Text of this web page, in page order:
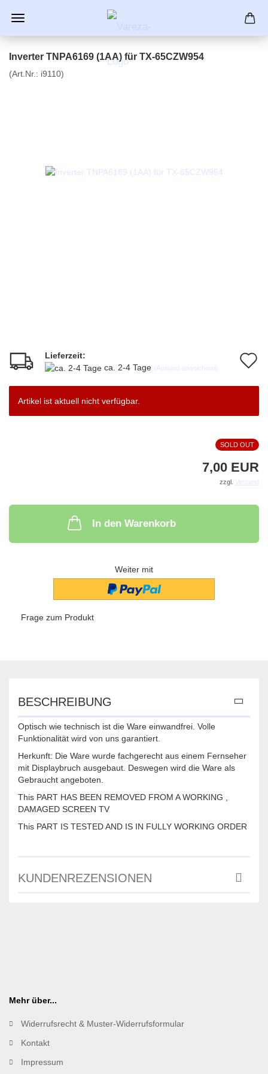
Inverter TNPA6169 (1AA) für TX-65CZW954
(Art.Nr.: i9110)
Lieferzeit:
ca. 2-4 Tage (Ausland abweichend)
Artikel ist aktuell nicht verfügbar.
SOLD OUT
7,00 EUR
zzgl. Versand
In den Warenkorb
Weiter mit
Frage zum Produkt
BESCHREIBUNG
Optisch wie technisch ist die Ware einwandfrei. Volle
Funktionalität wird von uns garantiert.
Herkunft: Die Ware wurde fachgerecht aus einem Fernseher
mit Displaybruch ausgebaut. Deswegen wird die Ware als
Gebraucht angeboten.
This PART HAS BEEN REMOVED FROM A WORKING ,
DAMAGED SCREEN TV
This PART IS TESTED AND IS IN FULLY WORKING ORDER
KUNDENREZENSIONEN
Mehr über...
Widerrufsrecht & Muster-Widerrufsformular
Kontakt
Impressum